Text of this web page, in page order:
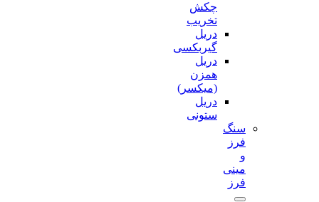
چکش
تخریب
دریل
گیربکسی
دریل
همزن
(میکسر)
دریل
ستونی
سنگ